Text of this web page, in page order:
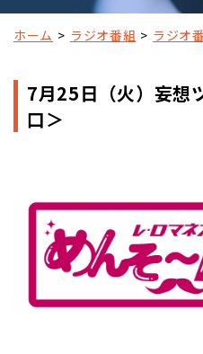
ホーム ラジオ番組 ラジオ
7月25日（火）妄想
口＞